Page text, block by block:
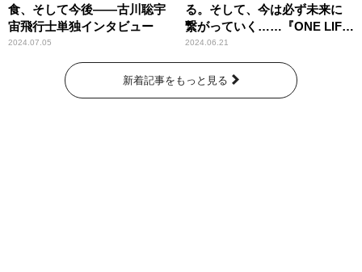
食、そして今後――古川聡宇
宙飛行士単独インタビュー
2024.07.05
る。そして、今は必ず未来に
繋がっていく……『ONE LIFE
奇跡が繋いだ6000の命』
2024.06.21
新着記事をもっと見る